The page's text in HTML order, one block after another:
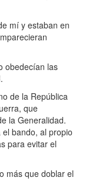
mí y estaban en
obedecían las
de la República
que
la Generalidad.
bando, al propio
para evitar el
más que doblar el